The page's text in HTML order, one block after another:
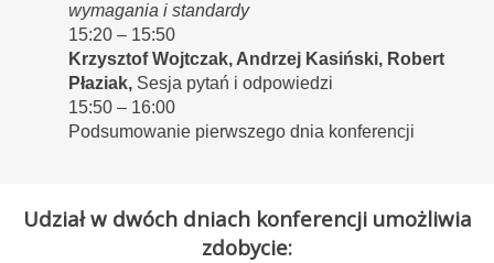
wymagania i standardy
15:20 – 15:50
Krzysztof Wojtczak, Andrzej Kasiński, Robert
Płaziak, Sesja pytań i odpowiedzi
15:50 – 16:00
Podsumowanie pierwszego dnia konferencji
Udział w dwóch dniach konferencji umożliwia
zdobycie: